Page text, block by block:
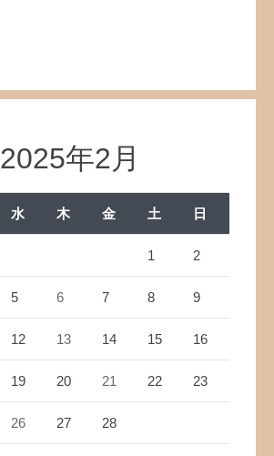
2025年2月
水 木 金 土 日
1 2
5 6 7 8 9
12 13 14 15 16
19 20 21 22 23
26 27 28